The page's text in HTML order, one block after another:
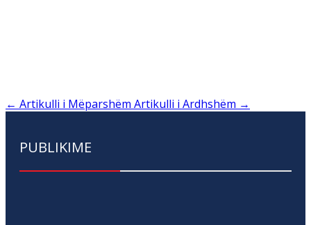
← Artikulli i Mëparshëm Artikulli i Ardhshëm →
PUBLIKIME